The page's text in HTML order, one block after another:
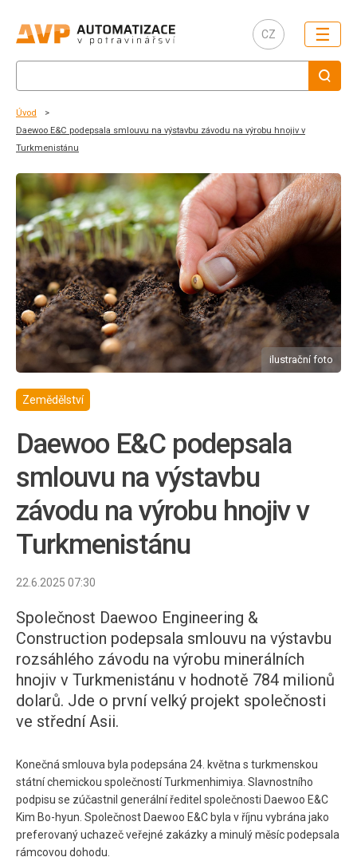
CZ ☰
Úvod
Daewoo E&C podepsala smlouvu na výstavbu závodu na výrobu hnojiv v
Turkmenistánu
ilustrační foto
Zemědělství
Daewoo E&C podepsala
smlouvu na výstavbu
závodu na výrobu hnojiv v
Turkmenistánu
22.6.2025 07:30
Společnost Daewoo Engineering &
Construction podepsala smlouvu na výstavbu
rozsáhlého závodu na výrobu minerálních
hnojiv v Turkmenistánu v hodnotě 784 milionů
dolarů. Jde o první velký projekt společnosti
ve střední Asii.
Konečná smlouva byla podepsána 24. května s turkmenskou
státní chemickou společností Turkmenhimiya. Slavnostního
podpisu se zúčastnil generální ředitel společnosti Daewoo E&C
Kim Bo-hyun. Společnost Daewoo E&C byla v říjnu vybrána jako
preferovaný uchazeč veřejné zakázky a minulý měsíc podepsala
rámcovou dohodu.